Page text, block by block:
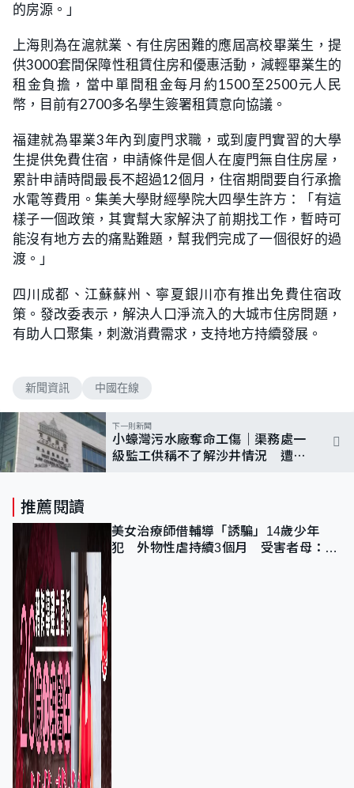
的房源。」
上海則為在滬就業、有住房困難的應屆高校畢業生，提
供3000套間保障性租賃住房和優惠活動，減輕畢業生的
租金負擔，當中單間租金每月約1500至2500元人民
幣，目前有2700多名學生簽署租賃意向協議。
福建就為畢業3年內到廈門求職，或到廈門實習的大學
生提供免費住宿，申請條件是個人在廈門無自住房屋，
累計申請時間最長不超過12個月，住宿期間要自行承擔
水電等費用。集美大學財經學院大四學生許方：「有這
樣子一個政策，其實幫大家解決了前期找工作，暫時可
能沒有地方去的痛點難題，幫我們完成了一個很好的過
渡。」
四川成都、江蘇蘇州、寧夏銀川亦有推出免費住宿政
策。發改委表示，解決人口淨流入的大城市住房問題，
有助人口聚集，刺激消費需求，支持地方持續發展。
新聞資訊 中國在線
下一則新聞
小蠔灣污水廠奪命工傷｜渠務處一
級監工供稱不了解沙井情況 遭法
推薦閱讀
美女治療師借輔導「誘騙」14歲少年
犯 外物性虐持續3個月 受害者母：要